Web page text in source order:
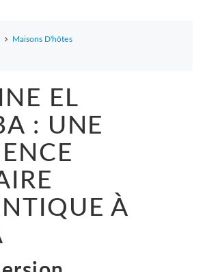
Maisons D'hôtes
EL
: UNE
À